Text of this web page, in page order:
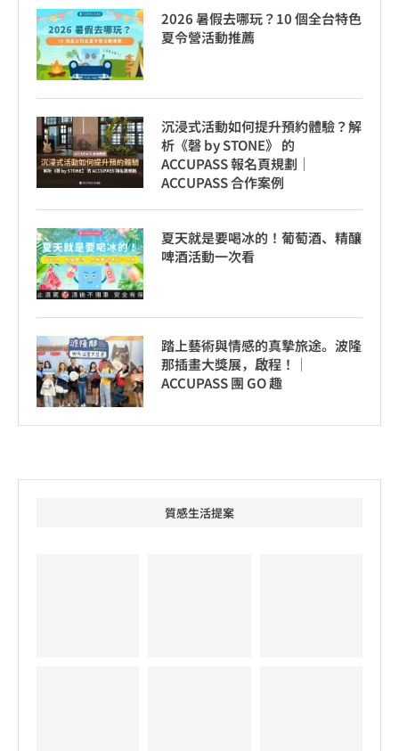
2026 暑假去哪玩？10 個全台特色
夏令營活動推薦
沉浸式活動如何提升預約體驗？解
析《磬 by STONE》 的
ACCUPASS 報名頁規劃｜
ACCUPASS 合作案例
夏天就是要喝冰的！葡萄酒、精釀
啤酒活動一次看
踏上藝術與情感的真摯旅途。波隆
那插畫大獎展，啟程！│
ACCUPASS 團 GO 趣
質感生活提案